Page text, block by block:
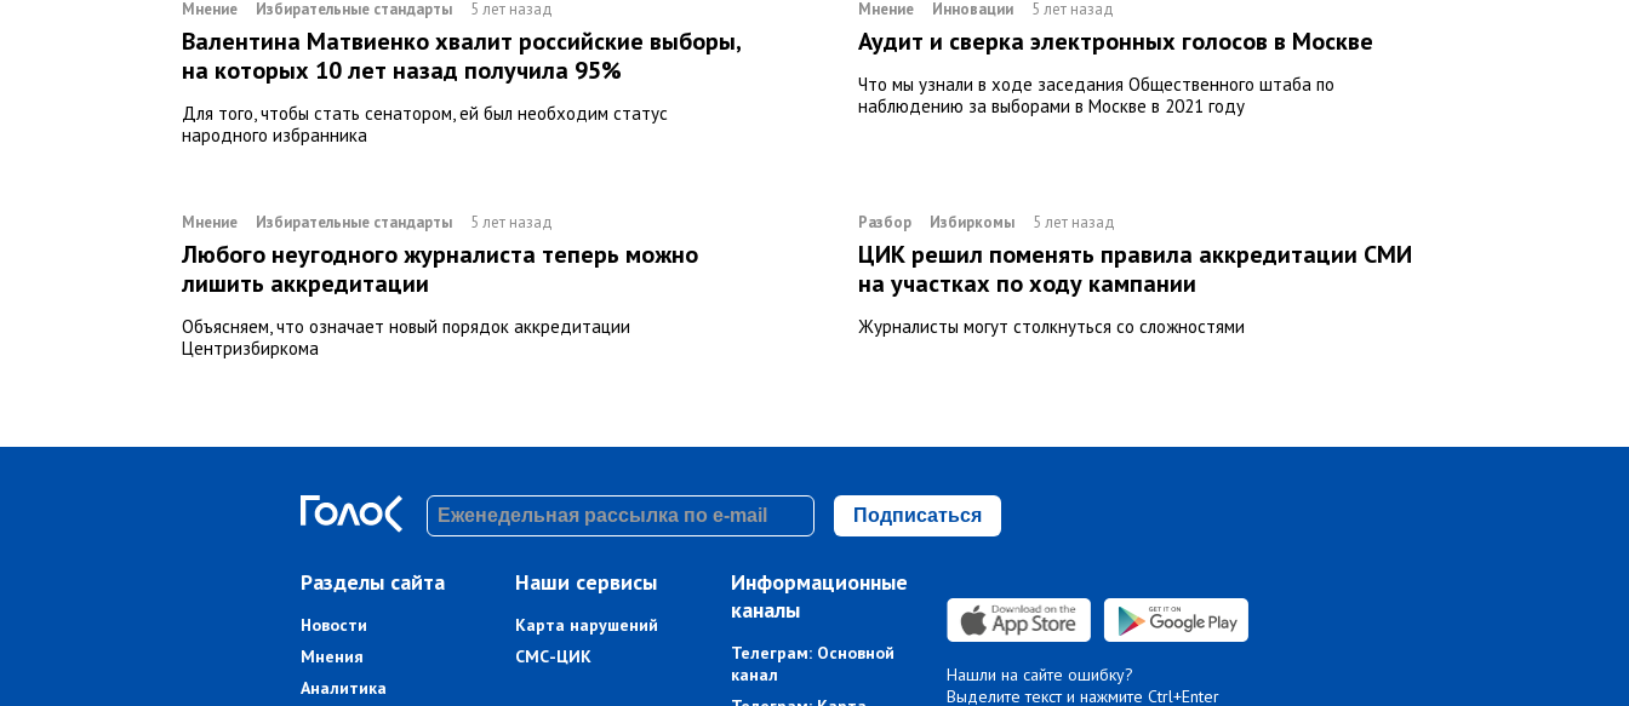
Мнение Избирательные стандарты 5 лет назад
Валентина Матвиенко хвалит российские выборы,
на которых 10 лет назад получила 95%
Для того, чтобы стать сенатором, ей был необходим статус
народного избранника
Мнение Инновации 5 лет назад
Аудит и сверка электронных голосов в Москве
Что мы узнали в ходе заседания Общественного штаба по
наблюдению за выборами в Москве в 2021 году
Мнение Избирательные стандарты 5 лет назад
Любого неугодного журналиста теперь можно
лишить аккредитации
Объясняем, что означает новый порядок аккредитации
Центризбиркома
Разбор Избиркомы 5 лет назад
ЦИК решил поменять правила аккредитации СМИ
на участках по ходу кампании
Журналисты могут столкнуться со сложностями
Подписаться
Разделы сайта
Новости
Мнения
Аналитика
Наши сервисы
Карта нарушений
СМС-ЦИК
Информационные
каналы
Телеграм: Основной
канал
Нашли на сайте ошибку?
Выделите текст и нажмите Ctrl+Enter